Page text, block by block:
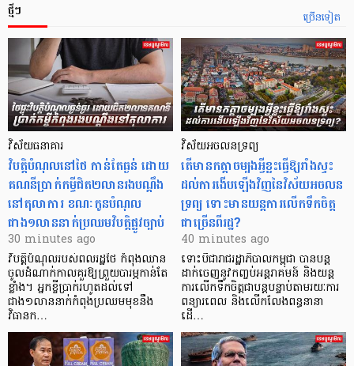
ច្រើនទៀត
ថ្មីៗ
វិស័យធនាគារ
វិបត្តិបំណុល​នៅថៃ កាន់តែធ្ងន់ ដោយ
គណនីប្រាក់កម្ចីជិត២លានរងបណ្តឹង
នៅតុលាការ ខណៈកូនបំណុល
ជាង១លាននាក់ប្រឈមវិបត្តិផ្លូវច្បាប់
30 minutes ago
វិបត្តិបំណុលរបស់ពលរដ្ឋថៃ កំពុងឈាន
ចូលដំណាក់កាលគួរឱ្យព្រួយបារម្ភកាន់តែ
ខ្លាំង។ អ្នកខ្ចីប្រាក់​រហូតដល់​ទៅ
ជាង១លាននាក់កំពុងប្រឈមមុខនឹង
វិធានក…
វិស័យអចលនទ្រព្យ
តើមានកត្តាចម្បងអ្វីខ្លះធ្វើឱ្យរាំងស្ទះ
ដល់ការងើបឡើងវិញនៃវិស័យអចលន
ទ្រព្យ ទោះមានយន្តការលើកទឹកចិត្ត
ជាច្រើនពីរដ្ឋ?
40 minutes ago
ទោះបីជារាជរដ្ឋាភិបាលកម្ពុជា បានបន្ត
ដាក់ចេញនូវកញ្ចប់អន្តរាគមន៍ និងយន្ត
ការលើកទឹកចិត្តជាបន្តបន្ទាប់តាមរយៈការ
ពន្យារពេល និងលើកលែងពន្ធនានា
ដើ…